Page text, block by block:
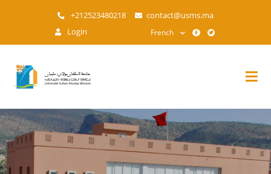
contenu
+212523480218
contact@usms.ma
Login
French